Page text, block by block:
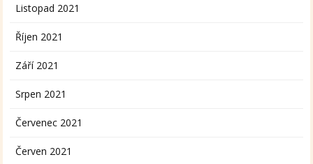
Listopad 2021
Říjen 2021
Září 2021
Srpen 2021
Červenec 2021
Červen 2021